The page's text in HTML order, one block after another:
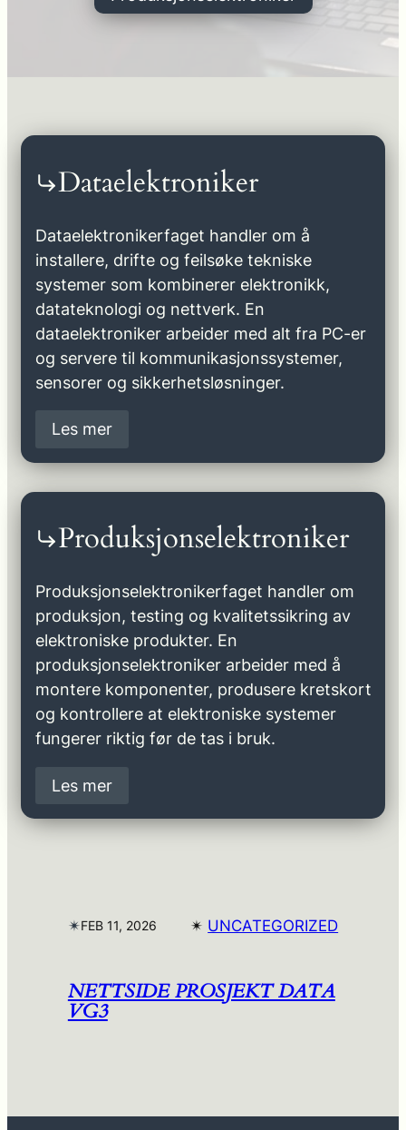
Dataelektroniker
Dataelektronikerfaget handler om å
installere, drifte og feilsøke tekniske
systemer som kombinerer elektronikk,
datateknologi og nettverk. En
dataelektroniker arbeider med alt fra PC-er
og servere til kommunikasjonssystemer,
sensorer og sikkerhetsløsninger.
Les mer
Produksjonselektroniker
Produksjonselektronikerfaget handler om
produksjon, testing og kvalitetssikring av
elektroniske produkter. En
produksjonselektroniker arbeider med å
montere komponenter, produsere kretskort
og kontrollere at elektroniske systemer
fungerer riktig før de tas i bruk.
Les mer
✴︎FEB 11, 2026 ✴︎ UNCATEGORIZED
NETTSIDE PROSJEKT DATA
VG3